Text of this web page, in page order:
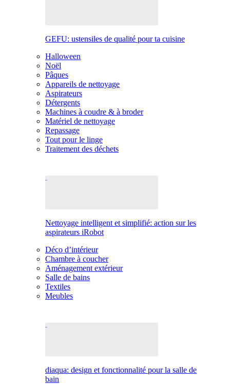
GEFU: ustensiles de qualité pour ta cuisine
Halloween
Noël
Pâques
Appareils de nettoyage
Aspirateurs
Détergents
Machines à coudre & à broder
Matériel de nettoyage
Repassage
Tout pour le linge
Traitement des déchets
Nettoyage intelligent et simplifié: action sur les
aspirateurs iRobot
Déco d’intérieur
Chambre à coucher
Aménagement extérieur
Salle de bains
Textiles
Meubles
diaqua: design et fonctionnalité pour la salle de
bain